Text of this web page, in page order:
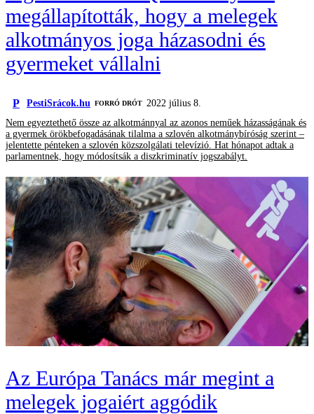
megállapították, hogy a melegek
alkotmányos joga házasodni és
gyermeket vállalni
P PestiSrácok.hu FORRÓ DRÓT
2022 július 8.
Nem egyeztethető össze az alkotmánnyal az azonos neműek házasságának és
a gyermek örökbefogadásának tilalma a szlovén alkotmánybíróság szerint –
jelentette pénteken a szlovén közszolgálati televízió. Hat hónapot adtak a
parlamentnek, hogy módosítsák a diszkriminatív jogszabályt.
Az Európa Tanács már megint a
melegek jogaiért aggódik